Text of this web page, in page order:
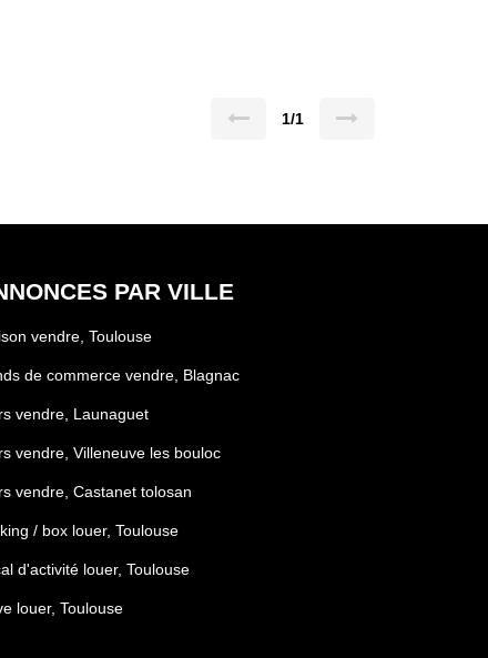
logistiques ou tertiaires.
1/1
PAR VILLE
vendre, Toulouse
de commerce vendre, Blagnac
vendre, Launaguet
vendre, Villeneuve les bouloc
vendre, Castanet tolosan
/ box louer, Toulouse
d'activité louer, Toulouse
louer, Toulouse